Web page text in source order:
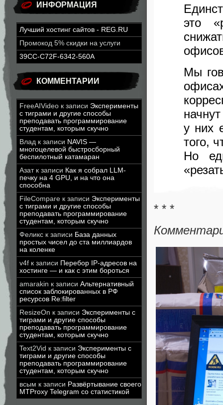
ИНФОРМАЦИЯ
Лучший хостинг сайтов - REG.RU
Промокод 5% скидки на услуги
39CC-C72F-6342-560A
КОММЕНТАРИИ
FreeAIVideo к записи Эксперименты
с тиграми и другие способы
преподавать программирование
студентам, которым скучно
Влад к записи NAVIS —
многоцелевой быстросборный
беспилотный катамаран
Азатк записи Как я собрал LLM-
печку на 4 GPU, и на что она
способна
FileCompare к записи Эксперименты
с тиграми и другие способы
преподавать программирование
студентам, которым скучно
Феликс к записи База данных
простых чисел до ста миллиардов
на коленке
v4f к записи Перебор IP-адресов на
хостинге — и как с этим бороться
amarakin к записи Альтернативный
список заблокированных в РФ
ресурсов Re:filter
ResizeOn к записи Эксперименты с
тиграми и другие способы
преподавать программирование
студентам, которым скучно
Text2Vid к записи Эксперименты с
тиграми и другие способы
преподавать программирование
студентам, которым скучно
всым к записи Развёртывание своего
MTProxy Telegram со статистикой
это
Мы
у них
того,
Но
* * *